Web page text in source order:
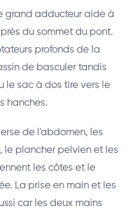
grand adducteur aide à
du sommet du pont.
profonds de la
de basculer tandis
le sac à dos tire vers le
hanches.
de l'abdomen, les
le plancher pelvien et les
les côtes et le
La prise en main et les
car les deux mains